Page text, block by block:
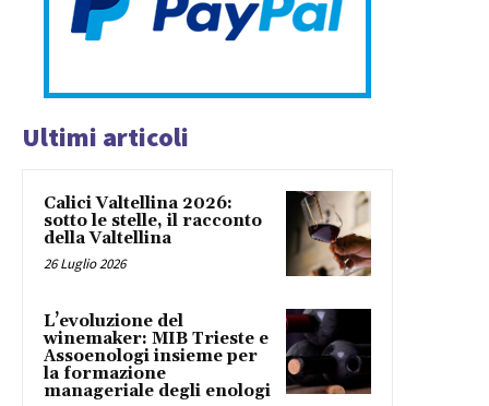
Ultimi articoli
Calici Valtellina 2026:
sotto le stelle, il racconto
della Valtellina
26 Luglio 2026
L’evoluzione del
winemaker: MIB Trieste e
Assoenologi insieme per
la formazione
manageriale degli enologi